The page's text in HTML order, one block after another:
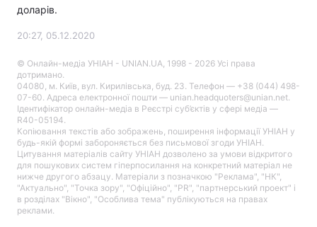
доларів.
20:27, 05.12.2020
© Онлайн-медіа УНІАН - UNIAN.UA, 1998 - 2026 Усі права
дотримано.
04080, м. Київ, вул. Кирилівська, буд. 23. Телефон — +38 (044) 498-
07-60. Адреса електронної пошти — unian.headquoters@unian.net.
Ідентифікатор онлайн-медіа в Реєстрі суб’єктів у сфері медіа —
R40-05194.
Копіювання текстів або зображень, поширення інформації УНІАН у
будь-якій формі забороняється без письмової згоди УНІАН.
Цитування матеріалів сайту УНІАН дозволено за умови відкритого
для пошукових систем гіперпосилання на конкретний матеріал не
нижче другого абзацу. Матеріали з позначкою "Реклама", "НК",
"Актуально", "Точка зору", "Офіційно", "PR", "партнерський проект" і
в розділах "Вікно", "Особлива тема" публікуються на правах
реклами.